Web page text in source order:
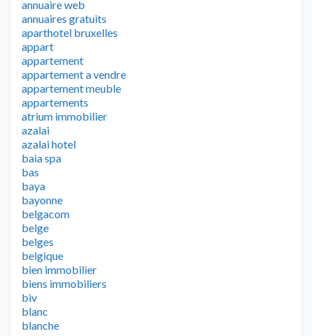
annuaire web
annuaires gratuits
aparthotel bruxelles
appart
appartement
appartement a vendre
appartement meuble
appartements
atrium immobilier
azalai
azalai hotel
baia spa
bas
baya
bayonne
belgacom
belge
belges
belgique
bien immobilier
biens immobiliers
biv
blanc
blanche